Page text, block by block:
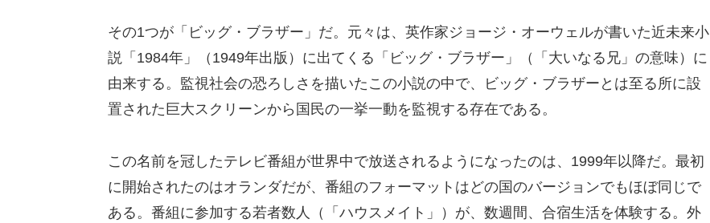
その1つが「ビッグ・ブラザー」だ。元々は、英作家ジョージ・オーウェルが書いた近未来小
説「1984年」（1949年出版）に出てくる「ビッグ・ブラザー」（「大いなる兄」の意味）に
由来する。監視社会の恐ろしさを描いたこの小説の中で、ビッグ・ブラザーとは至る所に設
置された巨大スクリーンから国民の一挙一動を監視する存在である。
この名前を冠したテレビ番組が世界中で放送されるようになったのは、1999年以降だ。最初
に開始されたのはオランダだが、番組のフォーマットはどの国のバージョンでもほぼ同じで
ある。番組に参加する若者数人（「ハウスメイト」）が、数週間、合宿生活を体験する。外